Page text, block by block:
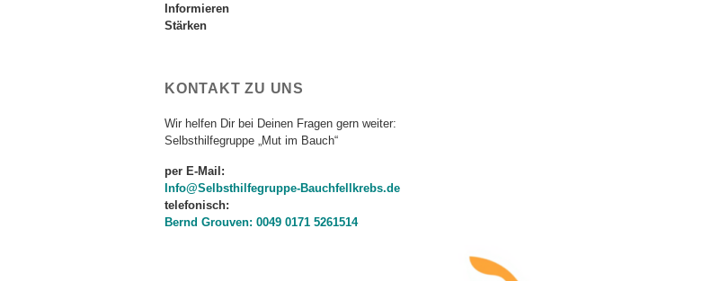
Informieren
Stärken
KONTAKT ZU UNS
Wir helfen Dir bei Deinen Fragen gern weiter:
Selbsthilfegruppe „Mut im Bauch“
per E-Mail:
Info@Selbsthilfegruppe-Bauchfellkrebs.de
telefonisch:
Bernd Grouven: 0049 0171 5261514